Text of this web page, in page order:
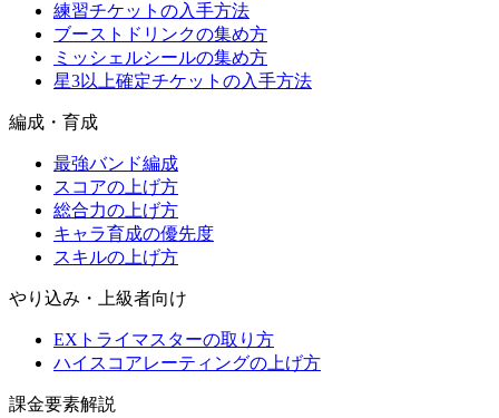
練習チケットの入手方法
ブーストドリンクの集め方
ミッシェルシールの集め方
星3以上確定チケットの入手方法
編成・育成
最強バンド編成
スコアの上げ方
総合力の上げ方
キャラ育成の優先度
スキルの上げ方
やり込み・上級者向け
EXトライマスターの取り方
ハイスコアレーティングの上げ方
課金要素解説